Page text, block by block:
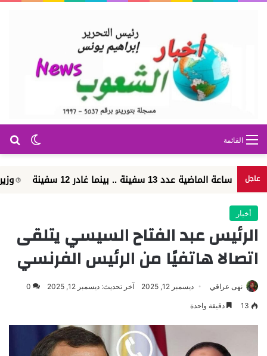
الوضع القائمة
عاجل وزير الطيران: مشروع
أخبار
الرئيس عبد الفتاح السيسي يتلقى
اتصالا هاتفيًا من الرئيس الفرنسي
نهى عراقي ديسمبر 12, 2025 آخر تحديث: ديسمبر 12, 2025 0
13 دقيقة واحدة